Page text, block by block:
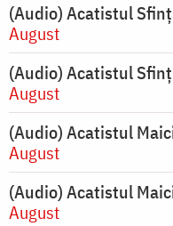
(Audio) Acatistul
August
(Audio) Acatistul
August
(Audio) Acatistul
August
(Audio) Acatistul
August